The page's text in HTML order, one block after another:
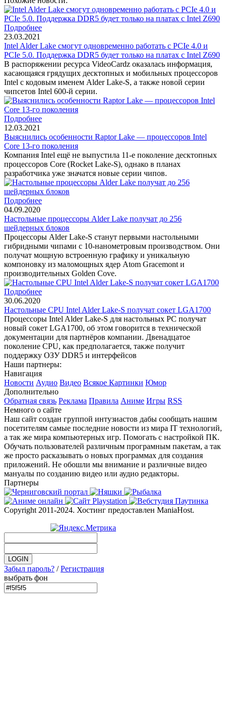
Подробнее
23.03.2021
Intel Alder Lake смогут одновременно работать с PCIe 4.0 и
PCIe 5.0. Поддержка DDR5 будет только на платах с Intel Z690
В распоряжении ресурса VideoCardz оказалась информация,
касающаяся грядущих десктопных и мобильных процессоров
Intel с кодовым именем Alder Lake-S, а также новой серии
чипсетов Intel 600-й серии.
Подробнее
12.03.2021
Выяснились особенности Raptor Lake — процессоров Intel
Core 13-го поколения
Компания Intel ещё не выпустила 11-е поколение десктопных
процессоров Core (Rocket Lake-S), однако в планах
разработчика уже значатся новые серии чипов.
Подробнее
04.09.2020
Настольные процессоры Alder Lake получат до 256
шейдерных блоков
Процессоры Alder Lake-S станут первыми настольными
гибридными чипами с 10-нанометровым производством. Они
получат мощную встроенную графику и уникальную
компоновку из маломощных ядер Atom Gracemont и
производительных Golden Cove.
Подробнее
30.06.2020
Настольные CPU Intel Alder Lake-S получат сокет LGA1700
Процессоры Intel Alder Lake-S для настольных PC получат
новый сокет LGA1700, об этом говорится в технической
документации для партнёров компании. Двенадцатое
поколение CPU, как предполагается, также получит
поддержку ОЗУ DDR5 и интерфейсов
Наши партнеры:
Навигация
Новости Аудио Видео Всякое Картинки Юмор
Дополнительно
Обратная связь Реклама Правила Аниме Игры RSS
Немного о сайте
Наш сайт создан группой интузиастов дабы сообщать нашим
посетителям самые последние новости из мира IT технологий,
а так же мира компьютерных игр. Помогать с настройкой ПК.
Обучать пользователей различным програмным пакетам, а так
же просто расказывать о новых программах для создания
приложений. Не обошли мы внимание и различные видео
мануалы по созданию видео или аудио редакторы.
Партнеры
Copyright 2011-2024. Хостинг предоставлен ManiaHost.
Забыл пароль? /Регистрация
выбрать фон